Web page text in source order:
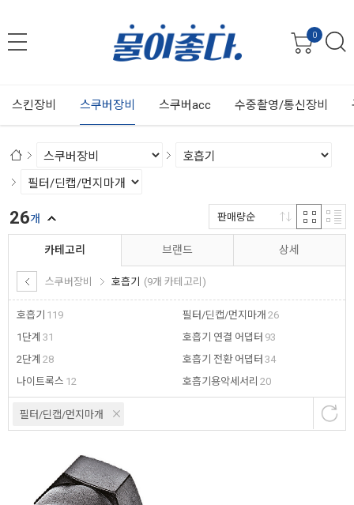
0
스킨장비 스쿠버장비 스쿠버acc 수중촬영/통신장비
카테고리
스쿠버장비 호흡기 (9개 카테고리)
호흡기 119
1단계 31
2단계 28
나이트록스 12
필터/딘캡/먼지마개 26
호흡기 연결 어댑터 93
호흡기 전환 어댑터 34
호흡기용악세서리 20
브랜드 상세
필터/딘캡/먼지마개
26개 판매량순